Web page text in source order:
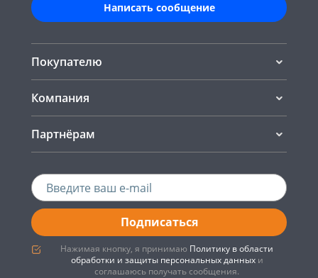
Написать сообщение
Покупателю
Компания
Партнёрам
Подписаться
Нажимая кнопку, я принимаю Политику в области
обработки и защиты персональных данныхи
соглашаюсь получать сообщения.